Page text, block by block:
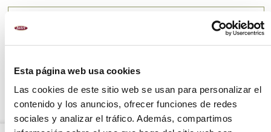
Esta página web usa cookies
Las cookies de este sitio web se usan para personalizar el
contenido y los anuncios, ofrecer funciones de redes
sociales y analizar el tráfico. Además, compartimos
VALORES NUTRICIONALES